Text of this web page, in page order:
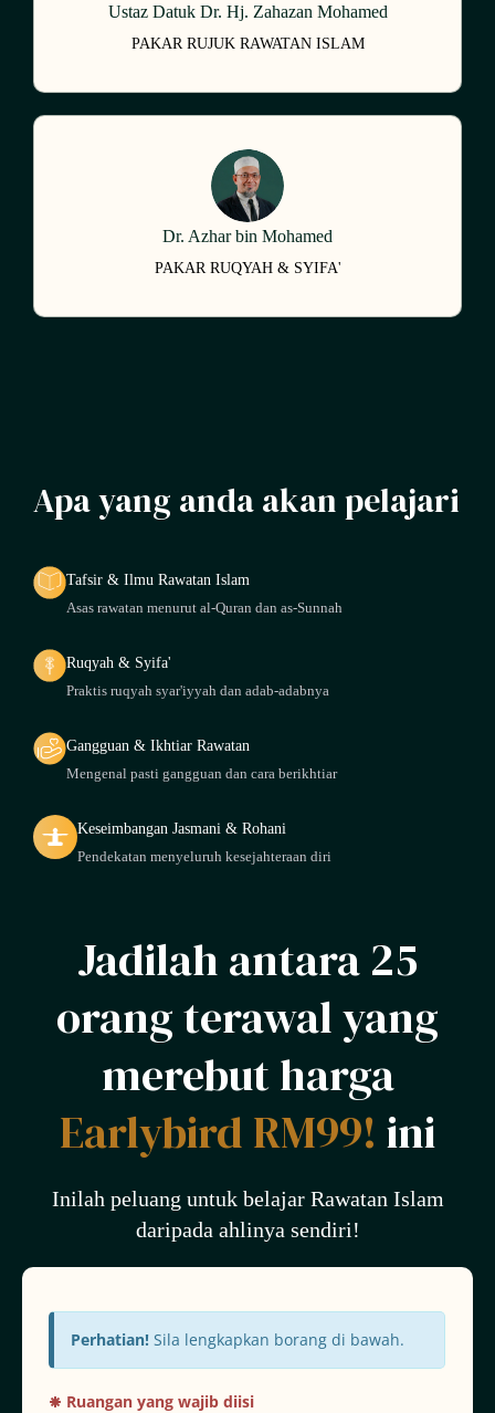
Ustaz Datuk Dr. Hj. Zahazan Mohamed
PAKAR RUJUK RAWATAN ISLAM
Dr. Azhar bin Mohamed
PAKAR RUQYAH & SYIFA'
Apa yang anda akan pelajari
Tafsir & Ilmu Rawatan Islam
Asas rawatan menurut al-Quran dan as-Sunnah
Ruqyah & Syifa'
Praktis ruqyah syar'iyyah dan adab-adabnya
Gangguan & Ikhtiar Rawatan
Mengenal pasti gangguan dan cara berikhtiar
Keseimbangan Jasmani & Rohani
Pendekatan menyeluruh kesejahteraan diri
Jadilah antara 25
orang terawal yang
merebut harga
Earlybird RM99! ini
Inilah peluang untuk belajar Rawatan Islam
daripada ahlinya sendiri!